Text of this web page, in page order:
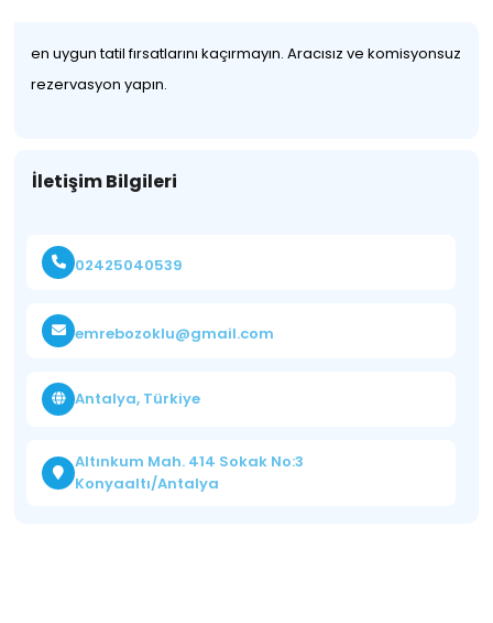
en uygun tatil fırsatlarını kaçırmayın. Aracısız ve komisyonsuz
rezervasyon yapın.
İletişim Bilgileri
02425040539
emrebozoklu@gmail.com
Antalya, Türkiye
Altınkum Mah. 414 Sokak No:3
Konyaaltı/Antalya